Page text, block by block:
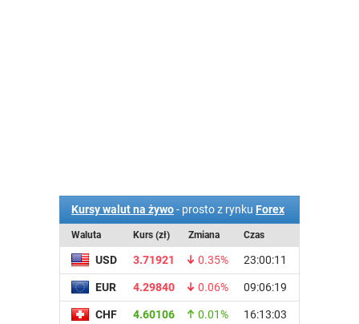
Kursy walut na żywo- prosto z rynku Forex
Waluta Kurs (zł) Zmiana Czas
USD 3.71921 0.35% 23:00:11
EUR 4.29840 0.06% 09:06:19
CHF 4.60106 0.01% 16:13:03